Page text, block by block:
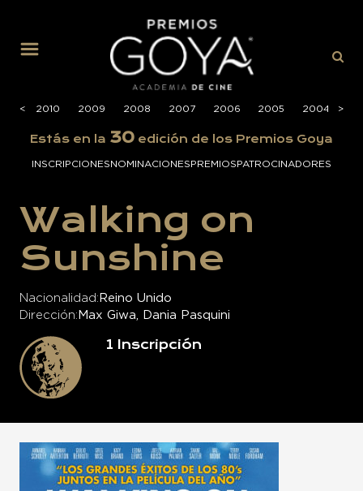
<
< 2010 2009 2008 2007 2006 2005 2004 >
>
Estás en la 30 edición de los Premios Goya
INSCRIPCIONESNOMINACIONESPREMIOSPATROCINADORES
Walking on
Sunshine
Nacionalidad Reino Unido
Dirección Max Giwa, Dania Pasquini
1 Inscripción